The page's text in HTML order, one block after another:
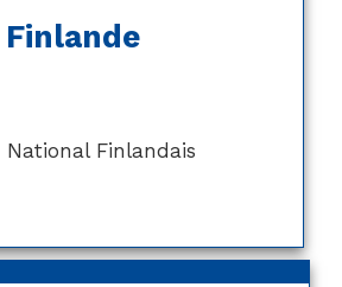
Finlande
National Finlandais